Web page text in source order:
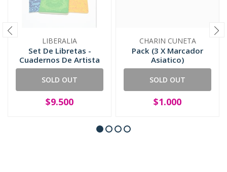
LIBERALIA
Set De Libretas -
Cuadernos De Artista
SOLD OUT
$9.500
CHARIN CUNETA
Pack (3 X Marcador
Asiatico)
SOLD OUT
$1.000